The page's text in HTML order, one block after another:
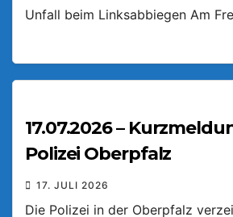
Unfall beim Linksabbiegen Am
17.07.2026 –
Polizei Oberpfalz
17. JULI 2026
Die Polizei in der Oberpfalz